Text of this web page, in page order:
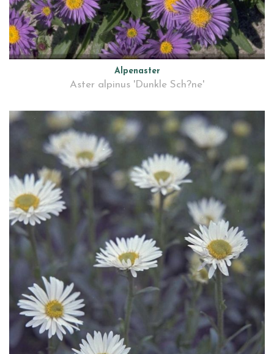
Alpenaster
Aster alpinus 'Dunkle Sch?ne'